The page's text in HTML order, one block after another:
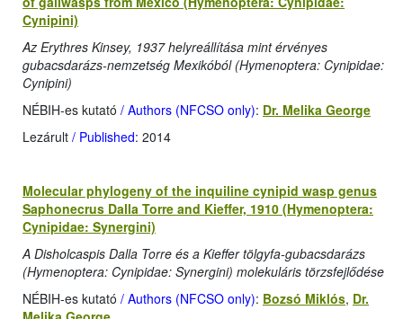
Cynipini)
Az Erythres Kinsey, 1937 helyreállítása mint érvényes
gubacsdarázs-nemzetség Mexikóból (Hymenoptera: Cynipidae:
Cynipini)
NÉBIH-es kutató / Authors (NFCSO only): Dr. Melika George
Lezárult / Published: 2014
Molecular phylogeny of the inquiline cynipid wasp genus
Saphonecrus Dalla Torre and Kieffer, 1910 (Hymenoptera:
Cynipidae: Synergini)
A Disholcaspis Dalla Torre és a Kieffer tölgyfa-gubacsdarázs
(Hymenoptera: Cynipidae: Synergini) molekuláris törzsfejlődése
NÉBIH-es kutató / Authors (NFCSO only): Bozsó Miklós, Dr.